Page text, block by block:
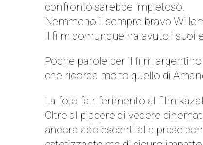
confronto sarebbe impietoso.
Nemmeno il sempre bravo
Il film comunque ha avuto i suoi
Poche parole per il film
che ricorda molto quello di
La foto fa riferimento al film
Oltre al piacere di vedere
ancora adolescenti alle prese